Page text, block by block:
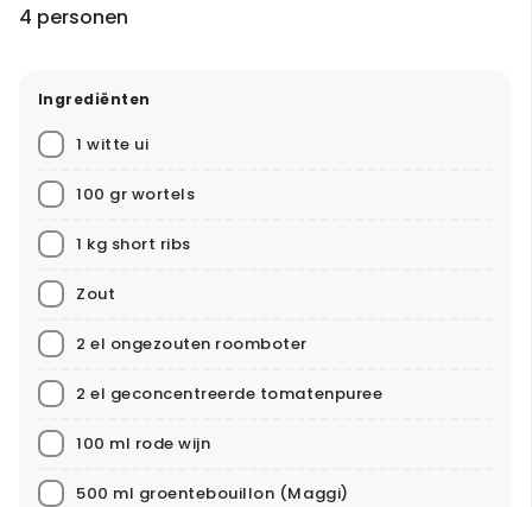
4 personen
Ingrediënten
1 witte ui
100 gr wortels
1 kg short ribs
Zout
2 el ongezouten roomboter
2 el geconcentreerde tomatenpuree
100 ml rode wijn
500 ml groentebouillon (Maggi)